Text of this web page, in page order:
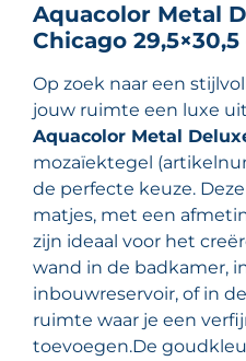
Aquacolor Metal
Chicago
Op zoek naar een
jouw ruimte een luxe
Aquacolor Metal
mozaïektegel
de perfecte keuze.
matjes, met een
zijn ideaal voor het
wand in de badkamer,
inbouwreservoir, of in
ruimte waar je een
toevoegen.De